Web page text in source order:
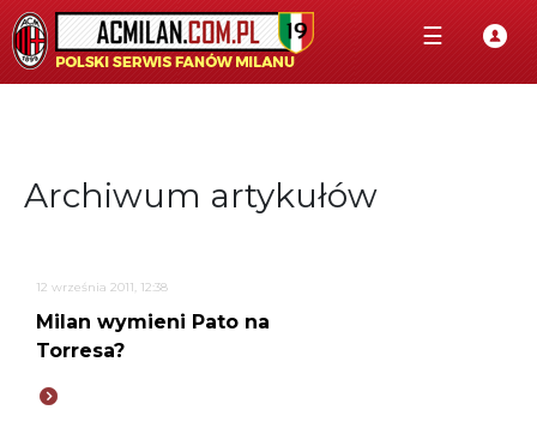
☰
Archiwum artykułów
12 września 2011, 12:38
Milan wymieni Pato na
Torresa?